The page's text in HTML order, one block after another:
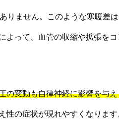
りません。このような寒暖差は
よって、血管の収縮や拡張を
の変動も自律神経に影響を与
の症状が現れやすくなります